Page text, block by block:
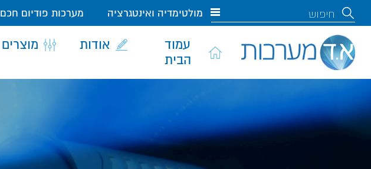
מולטימדיה ואינטגרציה מערכות פודיום חכם
עמוד
הבית
אודות מוצרים